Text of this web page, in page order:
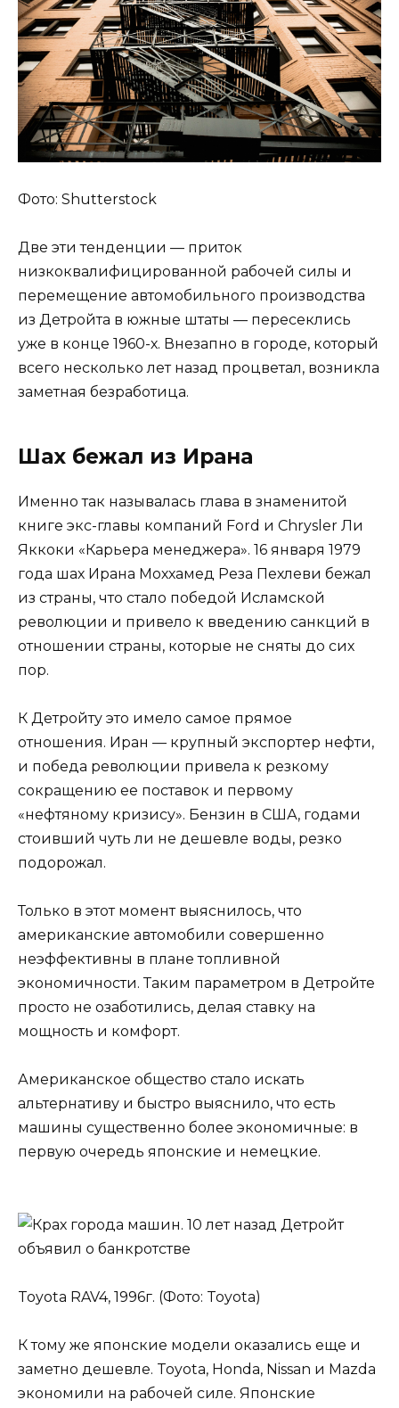
Фото: Shutterstock
Две эти тенденции — приток
низкоквалифицированной рабочей силы и
перемещение автомобильного производства
из Детройта в южные штаты — пересеклись
уже в конце 1960-х. Внезапно в городе, который
всего несколько лет назад процветал, возникла
заметная безработица.
Шах бежал из Ирана
Именно так называлась глава в знаменитой
книге экс-главы компаний Ford и Chrysler Ли
Яккоки «Карьера менеджера». 16 января 1979
года шах Ирана Моххамед Реза Пехлеви бежал
из страны, что стало победой Исламской
революции и привело к введению санкций в
отношении страны, которые не сняты до сих
пор.
К Детройту это имело самое прямое
отношения. Иран — крупный экспортер нефти,
и победа революции привела к резкому
сокращению ее поставок и первому
«нефтяному кризису». Бензин в США, годами
стоивший чуть ли не дешевле воды, резко
подорожал.
Только в этот момент выяснилось, что
американские автомобили совершенно
неэффективны в плане топливной
экономичности. Таким параметром в Детройте
просто не озаботились, делая ставку на
мощность и комфорт.
Американское общество стало искать
альтернативу и быстро выяснило, что есть
машины существенно более экономичные: в
первую очередь японские и немецкие.
Toyota RAV4, 1996г. (Фото: Toyota)
К тому же японские модели оказались еще и
заметно дешевле. Toyota, Honda, Nissan и Mazda
экономили на рабочей силе. Японские